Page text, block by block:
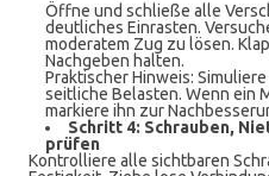
Öffne und schließe alle
deutliches Einrasten.
moderatem Zug zu lösen.
Nachgeben halten.
Praktischer Hinweis:
seitliche Belasten. Wenn ein
markiere ihn zur
Schritt 4: Schrauben,
prüfen
Kontrolliere alle sichtbaren